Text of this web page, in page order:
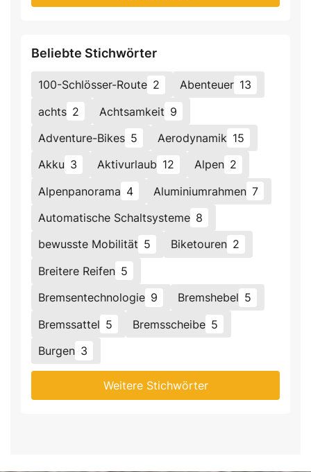
Beliebte Stichwörter
100-Schlösser-Route 2 Abenteuer 13
achts 2 Achtsamkeit 9
Adventure-Bikes 5 Aerodynamik 15
Akku 3 Aktivurlaub 12 Alpen 2
Alpenpanorama 4 Aluminiumrahmen 7
Automatische Schaltsysteme 8
bewusste Mobilität 5 Biketouren 2
Breitere Reifen 5
Bremsentechnologie 9 Bremshebel 5
Bremssattel 5 Bremsscheibe 5
Burgen 3
Weitere Stichwörter